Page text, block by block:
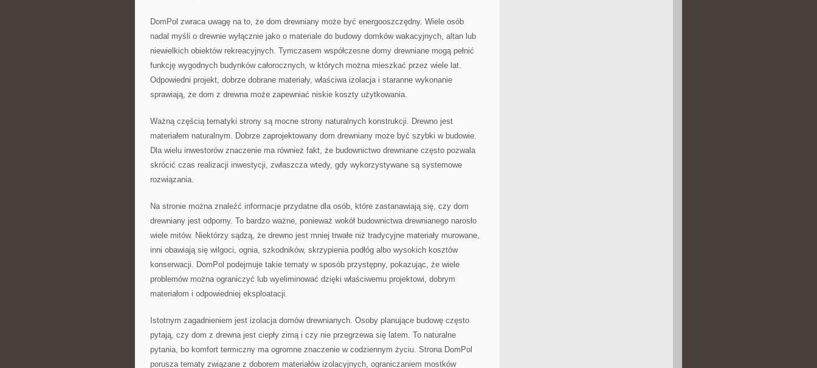
DomPol zwraca uwagę na to, że dom drewniany może być energooszczędny. Wiele osób
nadal myśli o drewnie wyłącznie jako o materiale do budowy domków wakacyjnych, altan lub
niewielkich obiektów rekreacyjnych. Tymczasem współczesne domy drewniane mogą pełnić
funkcję wygodnych budynków całorocznych, w których można mieszkać przez wiele lat.
Odpowiedni projekt, dobrze dobrane materiały, właściwa izolacja i staranne wykonanie
sprawiają, że dom z drewna może zapewniać niskie koszty użytkowania.
Ważną częścią tematyki strony są mocne strony naturalnych konstrukcji. Drewno jest
materiałem naturalnym. Dobrze zaprojektowany dom drewniany może być szybki w budowie.
Dla wielu inwestorów znaczenie ma również fakt, że budownictwo drewniane często pozwala
skrócić czas realizacji inwestycji, zwłaszcza wtedy, gdy wykorzystywane są systemowe
rozwiązania.
Na stronie można znaleźć informacje przydatne dla osób, które zastanawiają się, czy dom
drewniany jest odporny. To bardzo ważne, ponieważ wokół budownictwa drewnianego narosło
wiele mitów. Niektórzy sądzą, że drewno jest mniej trwałe niż tradycyjne materiały murowane,
inni obawiają się wilgoci, ognia, szkodników, skrzypienia podłóg albo wysokich kosztów
konserwacji. DomPol podejmuje takie tematy w sposób przystępny, pokazując, że wiele
problemów można ograniczyć lub wyeliminować dzięki właściwemu projektowi, dobrym
materiałom i odpowiedniej eksploatacji.
Istotnym zagadnieniem jest izolacja domów drewnianych. Osoby planujące budowę często
pytają, czy dom z drewna jest ciepły zimą i czy nie przegrzewa się latem. To naturalne
pytania, bo komfort termiczny ma ogromne znaczenie w codziennym życiu. Strona DomPol
porusza tematy związane z doborem materiałów izolacyjnych, ograniczaniem mostków